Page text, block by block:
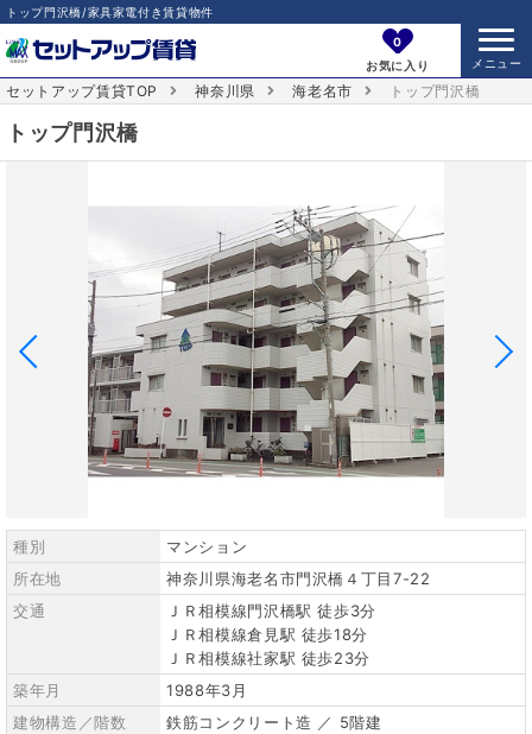
トップ門沢橋/家具家電付き賃貸物件
0
お気に入り
セットアップ賃貸TOP 神奈川県 海老名市 トップ門沢橋
トップ門沢橋
種別
マンション
所在地
神奈川県海老名市門沢橋４丁目7-22
交通
ＪＲ相模線門沢橋駅 徒歩3分
ＪＲ相模線倉見駅 徒歩18分
ＪＲ相模線社家駅 徒歩23分
築年月
1988年3月
建物構造／階数
鉄筋コンクリート造 ／ 5階建